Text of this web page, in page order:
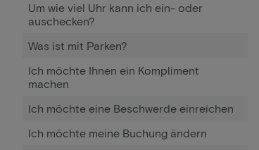
Um wie viel Uhr kann ich ein- oder
auschecken?
Was ist mit Parken?
Ich möchte Ihnen ein Kompliment
machen
Ich möchte eine Beschwerde einreichen
Ich möchte meine Buchung ändern